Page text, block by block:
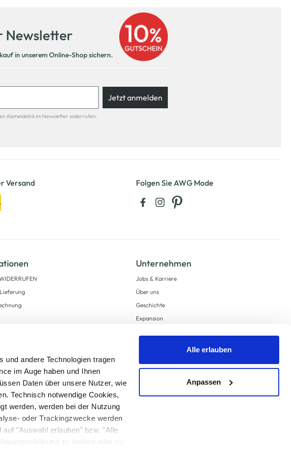
und andere Technologien tragen
im Auge haben und Ihnen
Daten über unsere Nutzer, wie
Technisch notwendige Cookies,
werden, werden bei der Nutzung
oder Trackingzwecke werden
"Auswahl erlauben" bzw. "Alle
zu ändern oder zu
Alle erlauben
Anpassen
Newsletter
in unserem Online-Shop sichern.
Jetzt anmelden
Abmeldelink im Newsletter widerrufen.
Versand Folgen Sie AWG Mode
Teilnahmebedingungen
Unternehmen
Jobs & Karriere
Über uns
Geschichte
Expansion
Barrierefreiheit